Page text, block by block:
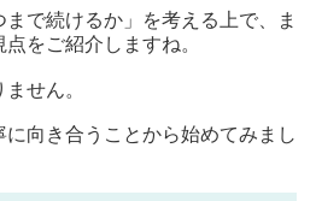
で続けるか」を考える上で、ま
をご紹介しますね。
せん。
向き合うことから始めてみまし